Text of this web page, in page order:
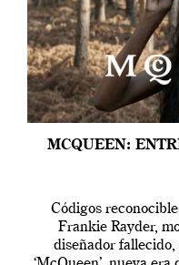
MCQUEEN:
Códigos
Frankie Rayder,
diseñador fallecido,